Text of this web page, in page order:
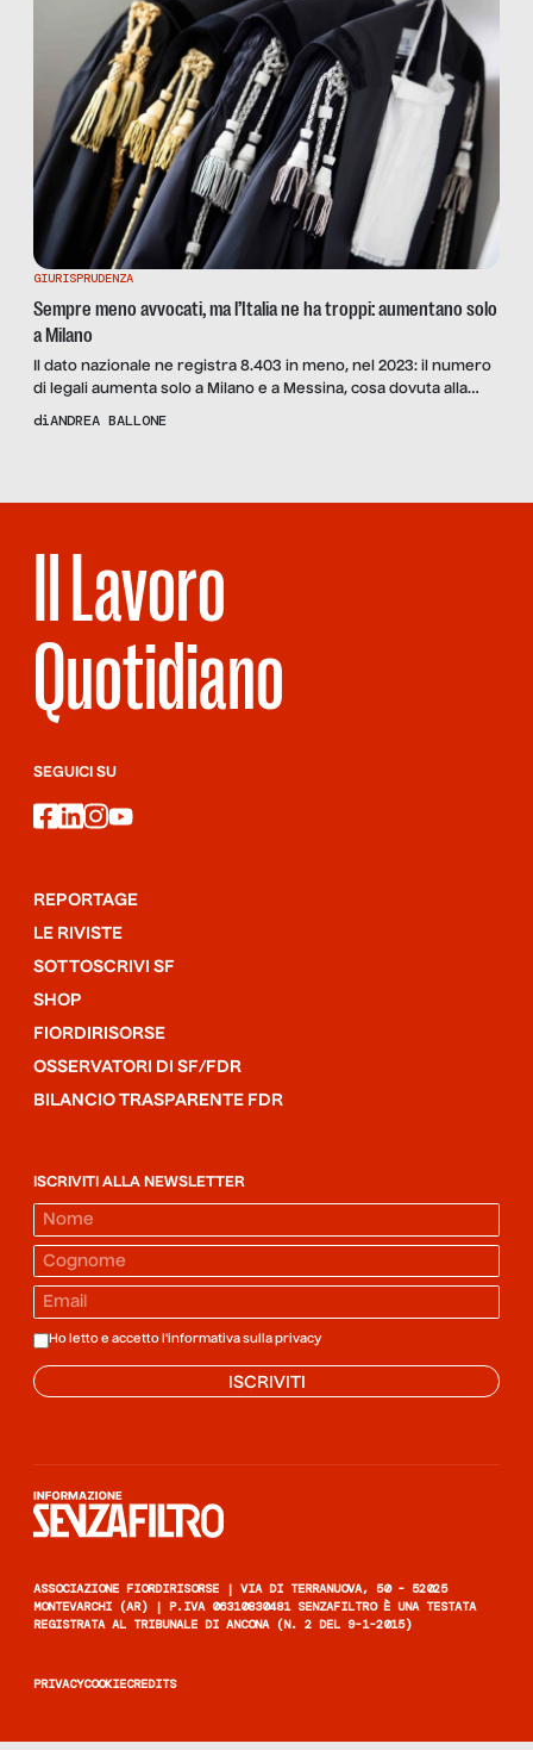
GIURISPRUDENZA
Sempre meno avvocati, ma l’Italia ne ha troppi: aumentano solo
a Milano
Il dato nazionale ne registra 8.403 in meno, nel 2023: il numero
di legali aumenta solo a Milano e a Messina, cosa dovuta alla
presenza di grandi studi professionali. Ma i redditi della
diANDREA BALLONE
Il Lavoro
Quotidiano
SEGUICI SU
facebook
linkedin
instagram
youtube
REPORTAGE
LE RIVISTE
SOTTOSCRIVI SF
SHOP
FIORDIRISORSE
OSSERVATORI DI SF/FDR
BILANCIO TRASPARENTE FDR
ISCRIVITI ALLA NEWSLETTER
Ho letto e accetto l'informativa sulla privacy
ISCRIVITI
ASSOCIAZIONE FIORDIRISORSE | VIA DI TERRANUOVA, 50 - 52025
MONTEVARCHI (AR) | P.IVA 06310830481 SENZAFILTRO È UNA TESTATA
REGISTRATA AL TRIBUNALE DI ANCONA (N. 2 DEL 9-1-2015)
PRIVACYCOOKIECREDITS